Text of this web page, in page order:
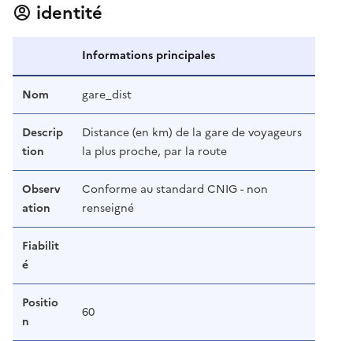
identité
Informations principales
Nom gare_dist
Descrip
tion
Distance (en km) de la gare de voyageurs
la plus proche, par la route
Observ
ation
Conforme au standard CNIG - non
renseigné
Fiabilit
é
Positio
n
60